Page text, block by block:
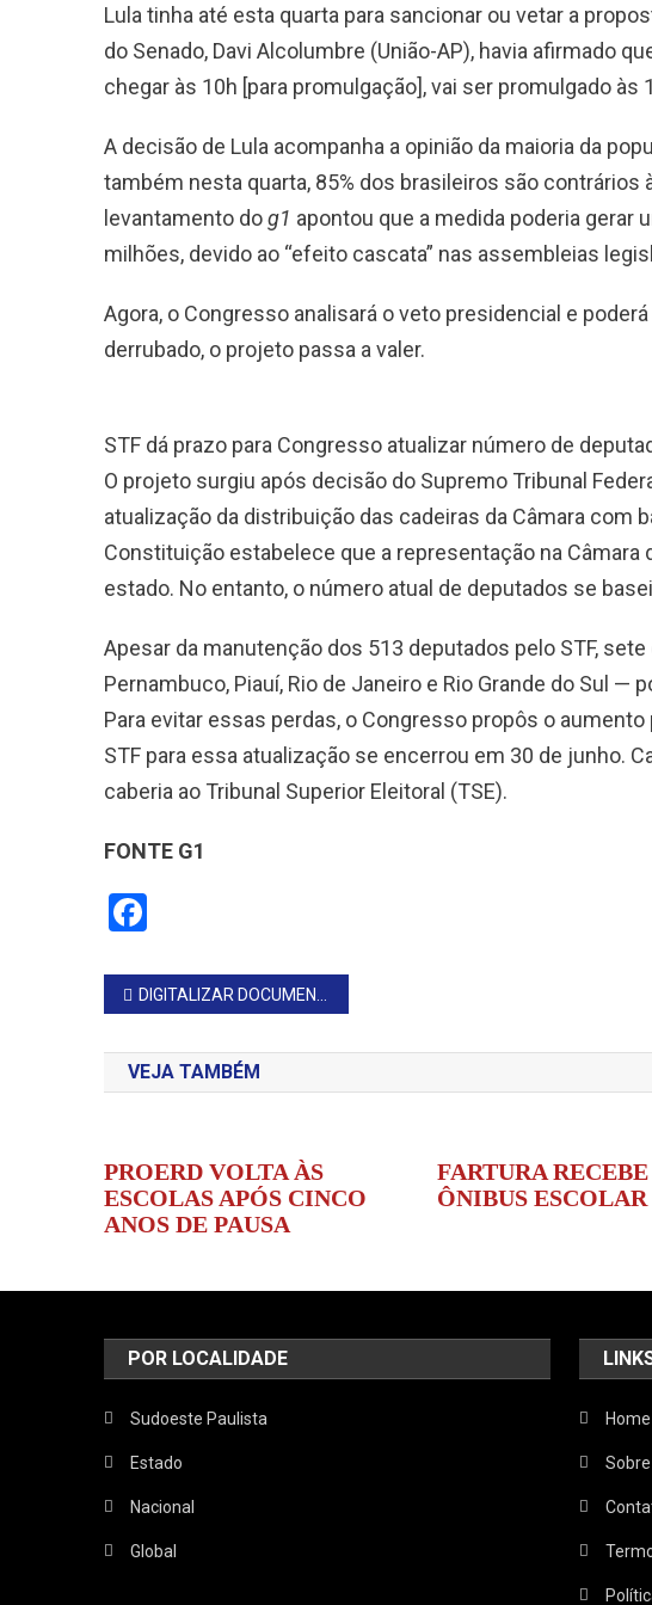
Lula tinha até esta quarta para sancionar ou vetar a
do Senado, Davi Alcolumbre (União-AP), havia afirmado
chegar às 10h [para promulgação], vai ser promulgado às
A decisão de Lula acompanha a opinião da maioria da
também nesta quarta, 85% dos brasileiros são contrários
levantamento dog1 apontou que a medida poderia gerar
milhões, devido ao “efeito cascata” nas assembleias
Agora, o Congresso analisará o veto presidencial e
derrubado, o projeto passa a valer.
STF dá prazo para Congresso atualizar número de
O projeto surgiu após decisão do Supremo Tribunal
atualização da distribuição das cadeiras da Câmara com
Constituição estabelece que a representação na Câmara
estado. No entanto, o número atual de deputados se
Apesar da manutenção dos 513 deputados pelo STF,
Pernambuco, Piauí, Rio de Janeiro e Rio Grande do Sul —
Para evitar essas perdas, o Congresso propôs o
STF para essa atualização se encerrou em 30 de junho.
caberia ao Tribunal Superior Eleitoral (TSE).
FONTE G1
Navegação
de
Post
DIGITALIZAR DOCUMENTOS PELO CELULAR É FÁCIL E PRÁTICO
VEJA TAMBÉM
PROERD VOLTA ÀS
ESCOLAS APÓS CINCO
ANOS DE PAUSA
FARTURA
ÔNIBUS ESCOLAR
POR LOCALIDADE
Sudoeste Paulista
Estado
Nacional
Global
Home